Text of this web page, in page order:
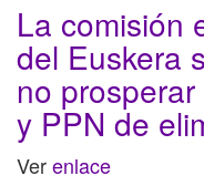
La comisión
del Euskera
no
y PPN de
Verenlace